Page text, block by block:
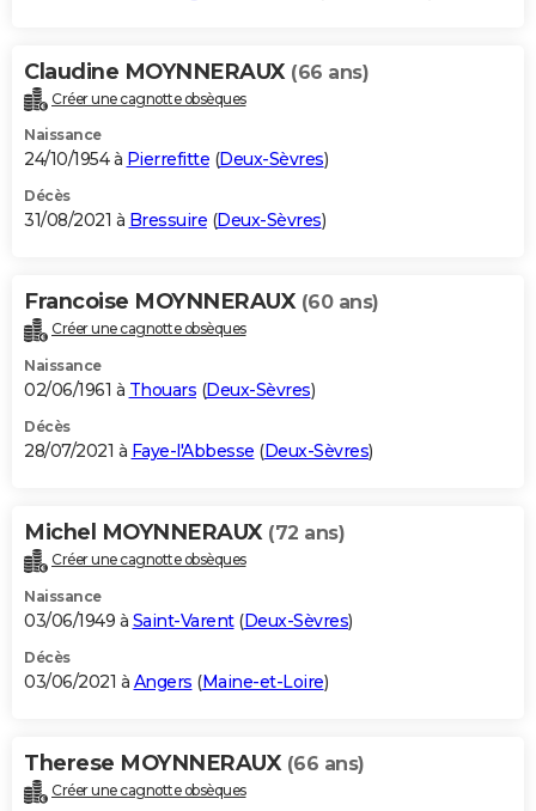
Claudine MOYNNERAUX (66 ans)
Créer une cagnotte obsèques
Naissance
24/10/1954 à Pierrefitte (Deux-Sèvres)
Décès
31/08/2021 à Bressuire (Deux-Sèvres)
Francoise MOYNNERAUX (60 ans)
Créer une cagnotte obsèques
Naissance
02/06/1961 à Thouars (Deux-Sèvres)
Décès
28/07/2021 à Faye-l'Abbesse (Deux-Sèvres)
Michel MOYNNERAUX (72 ans)
Créer une cagnotte obsèques
Naissance
03/06/1949 à Saint-Varent(Deux-Sèvres)
Décès
03/06/2021 à Angers (Maine-et-Loire)
Therese MOYNNERAUX (66 ans)
Créer une cagnotte obsèques